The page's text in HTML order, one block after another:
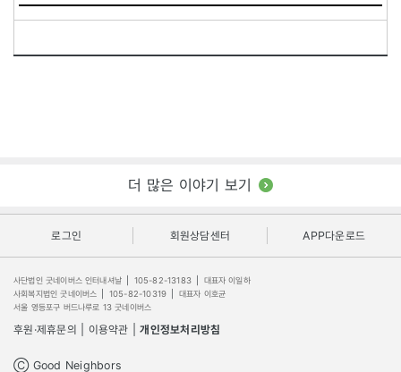
더 많은 이야기 보기
로그인 회원상담센터 APP다운로드
사단법인 굿네이버스 인터내셔날 105-82-13183
대표자 이일하
사회복지법인 굿네이버스
105-82-10319
대표자 이호균
서울 영등포구 버드나루로 13 굿네이버스
후원·제휴문의 이용약관 개인정보처리방침
Ⓒ Good Neighbors